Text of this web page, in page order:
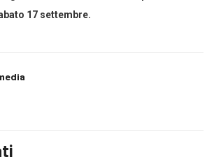
17 settembre.